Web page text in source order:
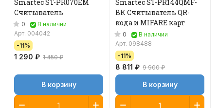
Smartec ST-PR070EM
Считыватель
0
В наличии
Арт. 004042
-11%
1 290 ₽ 1 450 ₽
В корзину
Smartec ST-PR144QMF-
BK Считыватель QR-
кода и MIFARE карт
0
В наличии
Арт. 098488
-11%
8 811 ₽ 9 900 ₽
В корзину